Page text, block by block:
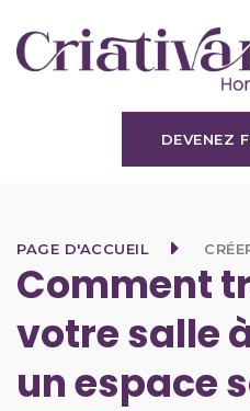
DEVENEZ
PAGE D'ACCUEIL
Comment
votre salle
un espace